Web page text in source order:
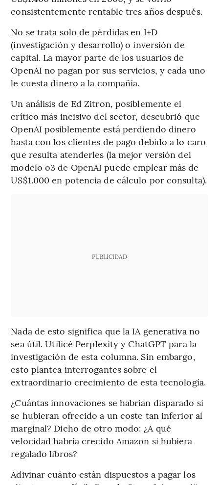
consistentemente rentable tres años después.
No se trata solo de pérdidas en I+D
(investigación y desarrollo) o inversión de
capital. La mayor parte de los usuarios de
OpenAI no pagan por sus servicios, y cada uno
le cuesta dinero a la compañía.
Un análisis de Ed Zitron, posiblemente el
crítico más incisivo del sector, descubrió que
OpenAI posiblemente está perdiendo dinero
hasta con los clientes de pago debido a lo caro
que resulta atenderles (la mejor versión del
modelo o3 de OpenAI puede emplear más de
US$1.000 en potencia de cálculo por consulta).
PUBLICIDAD
Nada de esto significa que la IA generativa no
sea útil. Utilicé Perplexity y ChatGPT para la
investigación de esta columna. Sin embargo,
esto plantea interrogantes sobre el
extraordinario crecimiento de esta tecnología.
¿Cuántas innovaciones se habrían disparado si
se hubieran ofrecido a un coste tan inferior al
marginal? Dicho de otro modo: ¿A qué
velocidad habría crecido Amazon si hubiera
regalado libros?
Adivinar cuánto están dispuestos a pagar los